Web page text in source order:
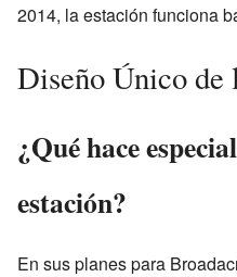
2014, la estación funciona
Diseño Único de
¿Qué hace
estación?
En sus planes para